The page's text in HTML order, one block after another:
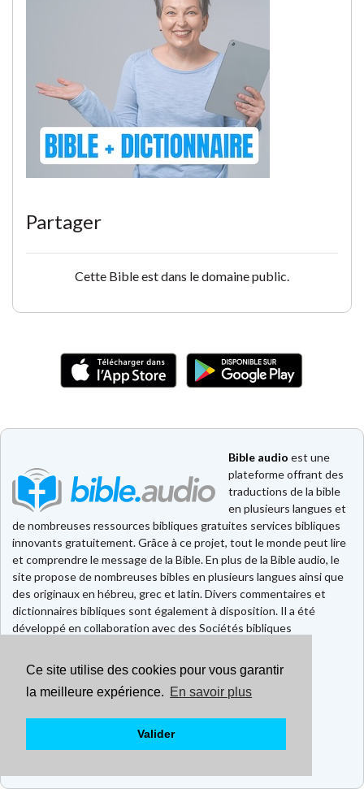
Ce site utilise des cookies pour vous garantir
la meilleure expérience. En savoir plus
Valider
Partager
Cette Bible est dans le domaine public.
Bible audio est une
plateforme offrant des
traductions de la bible
en plusieurs langues et
de nombreuses ressources bibliques gratuites services bibliques
innovants gratuitement. Grâce à ce projet, tout le monde peut lire
et comprendre le message de la Bible. En plus de la Bible audio, le
site propose de nombreuses bibles en plusieurs langues ainsi que
des originaux en hébreu, grec et latin. Divers commentaires et
dictionnaires bibliques sont également à disposition. Il a été
développé en collaboration avec des Sociétés bibliques
Faire un don
Contact